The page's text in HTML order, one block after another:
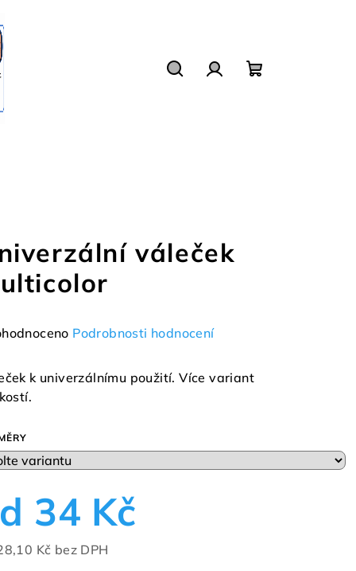
váleček
Podrobnosti hodnocení
k univerzálnímu použití. Více variant
34 Kč
Kč bez DPH